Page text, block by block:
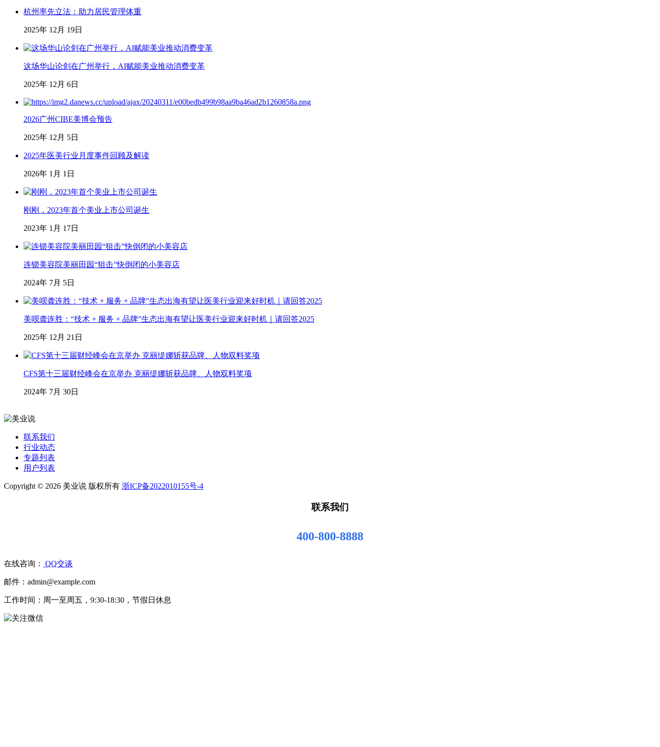
杭州率先立法：助力居民管理体重
2025年 12月 19日
这场华山论剑在广州举行，AI赋能美业推动消费变革
2025年 12月 6日
2026广州CIBE美博会预告
2025年 12月 5日
2025年医美行业月度事件回顾及解读
2026年 1月 1日
刚刚，2023年首个美业上市公司诞生
2023年 1月 17日
连锁美容院美丽田园“狙击”快倒闭的小美容店
2024年 7月 5日
美呗龚连胜：“技术 + 服务 + 品牌”生态出海有望让医美行业迎来好时机｜请回答2025
2025年 12月 21日
CFS第十三届财经峰会在京举办 克丽缇娜斩获品牌、人物双料奖项
2024年 7月 30日
联系我们
行业动态
专题列表
用户列表
Copyright © 2026 美业说 版权所有 浙ICP备2022010155号-4
联系我们
400-800-8888
在线咨询： QQ交谈
邮件：admin@example.com
工作时间：周一至周五，9:30-18:30，节假日休息